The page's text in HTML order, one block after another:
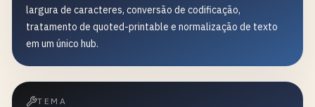
largura de caracteres, conversão de codificação,
tratamento de quoted-printable e normalização de texto
em um único hub.
TEMA